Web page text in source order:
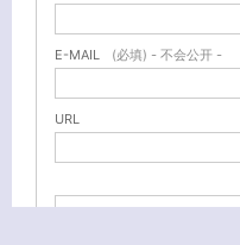
E-MAIL (必填) - 不会公开 -
URL